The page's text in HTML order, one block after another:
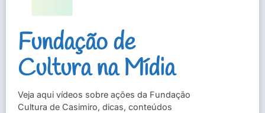
Fundação de
Cultura na Mídia
Veja aqui vídeos sobre ações da Fundação
Cultura de Casimiro, dicas, conteúdos